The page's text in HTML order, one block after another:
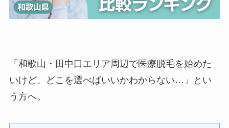
「和歌山・田中口エリア周辺で医療脱毛を始めた
いけど、どこを選べばいいかわからない…」とい
う方へ。